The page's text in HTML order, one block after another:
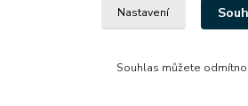
Montážní úhelník s 2x2 otvory,
bez DPH
Nastavení
Souhlas můžete